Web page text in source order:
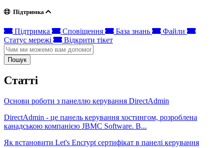
Підтримка
Підтримка Сповіщення База знань
Файли
Статус мережі
Відкрити тікет
Пошук
Статті
Основи роботи з панеллю керування DirectAdmin
DirectAdmin - це панель керування хостингом, розроблена
канадською компанією JBMC Software. В...
Як встановити Let's Encrypt сертифікат в панелі керування